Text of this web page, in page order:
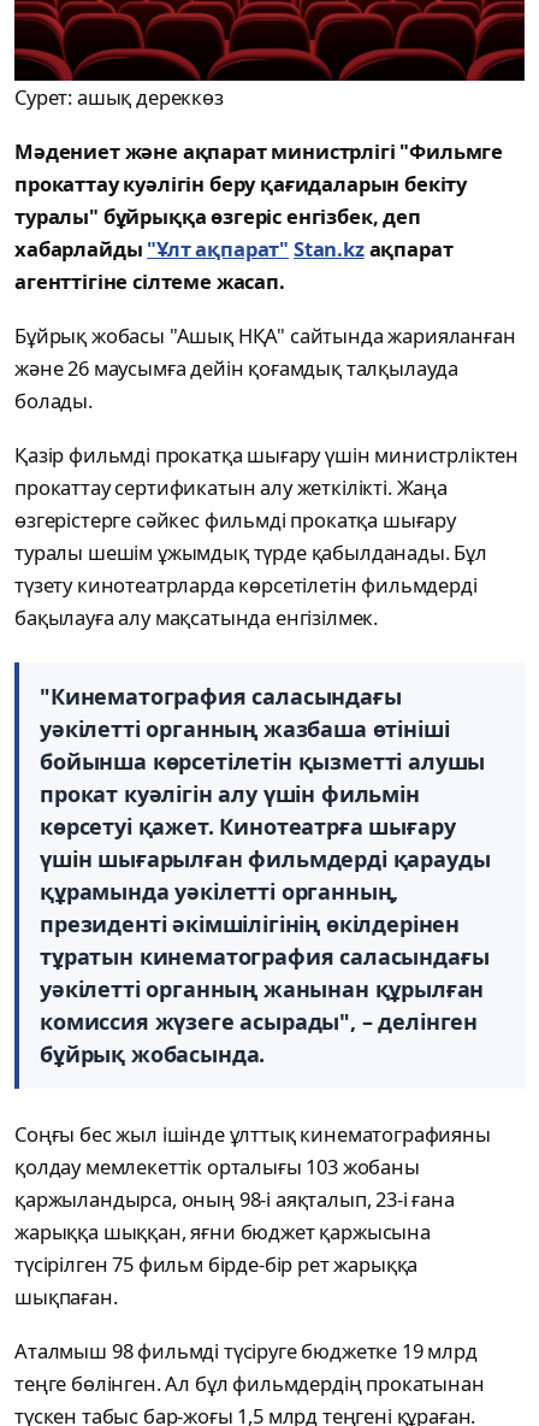
Сурет: ашық дереккөз
Мәдениет және ақпарат министрлігі "Фильмге
прокаттау куәлігін беру қағидаларын бекіту
туралы" бұйрыққа өзгеріс енгізбек, деп
хабарлайды "Ұлт ақпарат" Stan.kzақпарат
агенттігіне сілтеме жасап.
Бұйрық жобасы "Ашық НҚА" сайтында жарияланған
және 26 маусымға дейін қоғамдық талқылауда
болады.
Қазір фильмді прокатқа шығару үшін министрліктен
прокаттау сертификатын алу жеткілікті. Жаңа
өзгерістерге сәйкес фильмді прокатқа шығару
туралы шешім ұжымдық түрде қабылданады. Бұл
түзету кинотеатрларда көрсетілетін фильмдерді
бақылауға алу мақсатында енгізілмек.
"Кинематография саласындағы
уәкілетті органның жазбаша өтініші
бойынша көрсетілетін қызметті алушы
прокат куәлігін алу үшін фильмін
көрсетуі қажет. Кинотеатрға шығару
үшін шығарылған фильмдерді қарауды
құрамында уәкілетті органның,
президенті әкімшілігінің өкілдерінен
тұратын кинематография саласындағы
уәкілетті органның жанынан құрылған
комиссия жүзеге асырады", – делінген
бұйрық жобасында.
Соңғы бес жыл ішінде ұлттық кинематографияны
қолдау мемлекеттік орталығы 103 жобаны
қаржыландырса, оның 98-і аяқталып, 23-і ғана
жарыққа шыққан, яғни бюджет қаржысына
түсірілген 75 фильм бірде-бір рет жарыққа
шықпаған.
Аталмыш 98 фильмді түсіруге бюджетке 19 млрд
теңге бөлінген. Ал бұл фильмдердің прокатынан
түскен табыс бар-жоғы 1,5 млрд теңгені құраған.